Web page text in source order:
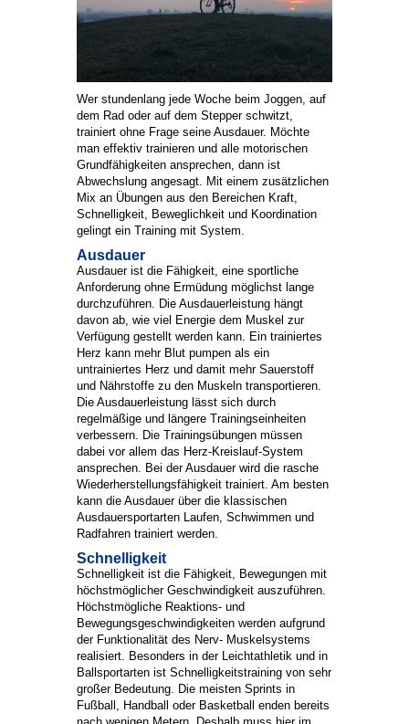
Wer stundenlang jede Woche beim Joggen, auf
dem Rad oder auf dem Stepper schwitzt,
trainiert ohne Frage seine Ausdauer. Möchte
man effektiv trainieren und alle motorischen
Grundfähigkeiten ansprechen, dann ist
Abwechslung angesagt. Mit einem zusätzlichen
Mix an Übungen aus den Bereichen Kraft,
Schnelligkeit, Beweglichkeit und Koordination
gelingt ein Training mit System.
Ausdauer
Ausdauer ist die Fähigkeit, eine sportliche
Anforderung ohne Ermüdung möglichst lange
durchzuführen. Die Ausdauerleistung hängt
davon ab, wie viel Energie dem Muskel zur
Verfügung gestellt werden kann. Ein trainiertes
Herz kann mehr Blut pumpen als ein
untrainiertes Herz und damit mehr Sauerstoff
und Nährstoffe zu den Muskeln transportieren.
Die Ausdauerleistung lässt sich durch
regelmäßige und längere Trainingseinheiten
verbessern. Die Trainingsübungen müssen
dabei vor allem das Herz-Kreislauf-System
ansprechen. Bei der Ausdauer wird die rasche
Wiederherstellungsfähigkeit trainiert. Am besten
kann die Ausdauer über die klassischen
Ausdauersportarten Laufen, Schwimmen und
Radfahren trainiert werden.
Schnelligkeit
Schnelligkeit ist die Fähigkeit, Bewegungen mit
höchstmöglicher Geschwindigkeit auszuführen.
Höchstmögliche Reaktions- und
Bewegungsgeschwindigkeiten werden aufgrund
der Funktionalität des Nerv- Muskelsystems
realisiert. Besonders in der Leichtathletik und in
Ballsportarten ist Schnelligkeitstraining von sehr
großer Bedeutung. Die meisten Sprints in
Fußball, Handball oder Basketball enden bereits